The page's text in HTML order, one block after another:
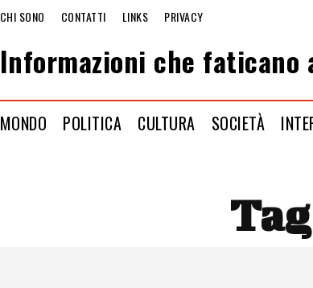
CHI SONO CONTATTI LINKS PRIVACY
Informazioni che faticano
MONDO POLITICA CULTURA SOCIETÀ